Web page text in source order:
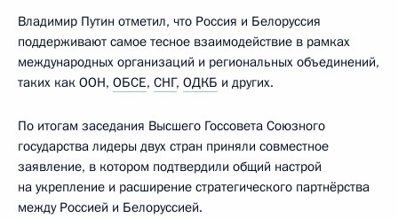
Владимир Путин отметил, что Россия и Белоруссия
поддерживают самое тесное взаимодействие в рамках
международных организаций и региональных объединений,
таких как ООН, ОБСЕ, СНГ, ОДКБ и других.
По итогам заседания Высшего Госсовета Союзного
государства лидеры двух стран приняли совместное
заявление, в котором подтвердили общий настрой
на укрепление и расширение стратегического партнёрства
между Россией и Белоруссией.